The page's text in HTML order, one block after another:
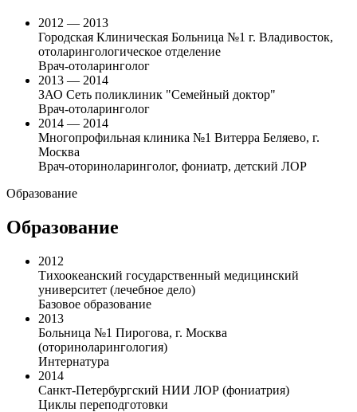
2012 — 2013
Городская Клиническая Больница №1 г. Владивосток,
отоларингологическое отделение
Врач-отоларинголог
2013 — 2014
ЗАО Сеть поликлиник "Семейный доктор"
Врач-отоларинголог
2014 — 2014
Многопрофильная клиника №1 Витерра Беляево, г.
Москва
Врач-оториноларинголог, фониатр, детский ЛОР
Образование
Образование
2012
Тихоокеанский государственный медицинский
университет (лечебное дело)
Базовое образование
2013
Больница №1 Пирогова, г. Москва
(оториноларингология)
Интернатура
2014
Санкт-Петербургский НИИ ЛОР (фониатрия)
Циклы переподготовки